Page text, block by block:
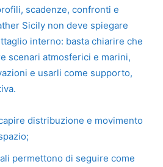
scadenze, confronti e
Sicily non deve spiegare
interno: basta chiarire che
scenari atmosferici e marini,
e usarli come supporto,
distribuzione e movimento
permettono di seguire come